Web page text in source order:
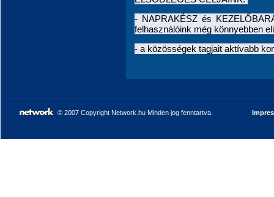
- NAPRAKÉSZ és
felhasználóink még könnyebben
- a közösségek tagjait aktívabb
© 2007 Copyright Network.hu Minden jog fenntartva.